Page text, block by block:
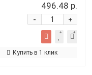
496.48 р.
+
-
Купить в 1 клик